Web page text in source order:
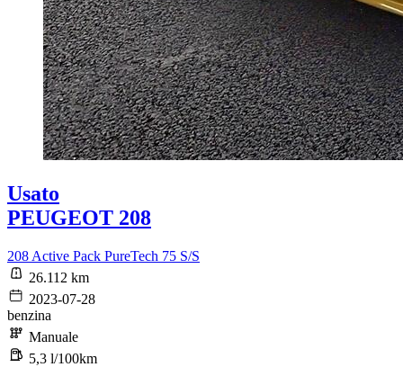
Usato
PEUGEOT 208
208 Active Pack PureTech 75 S/S
26.112 km
2023-07-28
benzina
Manuale
5,3 l/100km